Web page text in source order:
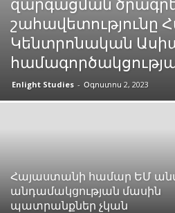
զարգացման
շահավետությունը
Կենտրոնական
Enlight Studies - Օգոստոս 2, 2023
Հայաստանի համար ԵՄ
անդամակցության մասին
պատրանքներ չկան